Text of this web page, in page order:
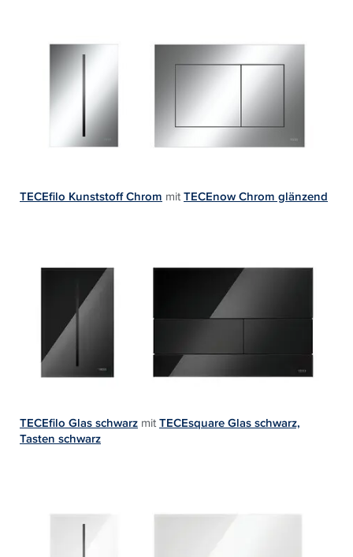
TECEfilo Kunststoff Chrom mitTECEnow Chrom glänzend
TECEfilo Glas schwarz mitTECEsquare Glas schwarz,
Tasten schwarz